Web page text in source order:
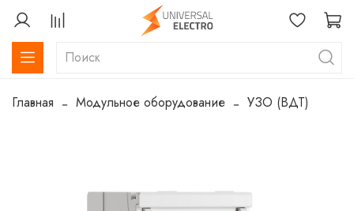
Главная Модульное оборудование УЗО (ВДТ)